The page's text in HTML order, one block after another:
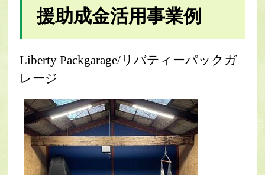
援助成金活用事業例
Liberty Packgarage/リバティーパックガ
レージ